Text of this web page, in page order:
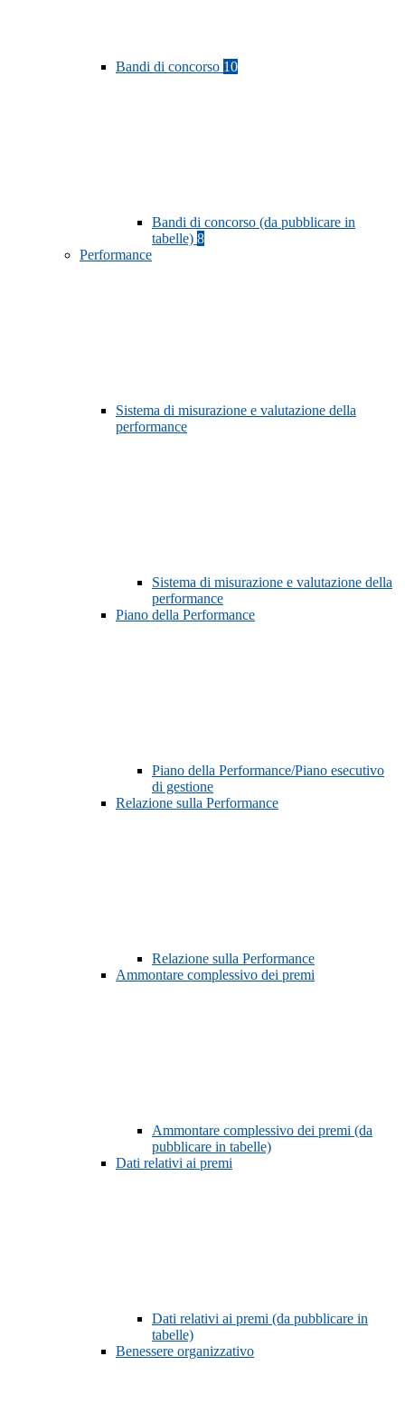
Bandi di concorso 10
Bandi di concorso (da pubblicare in
tabelle) 8
Performance
Sistema di misurazione e valutazione della
performance
Sistema di misurazione e valutazione della
performance
Piano della Performance
Piano della Performance/Piano esecutivo
di gestione
Relazione sulla Performance
Relazione sulla Performance
Ammontare complessivo dei premi
Ammontare complessivo dei premi (da
pubblicare in tabelle)
Dati relativi ai premi
Dati relativi ai premi (da pubblicare in
tabelle)
Benessere organizzativo